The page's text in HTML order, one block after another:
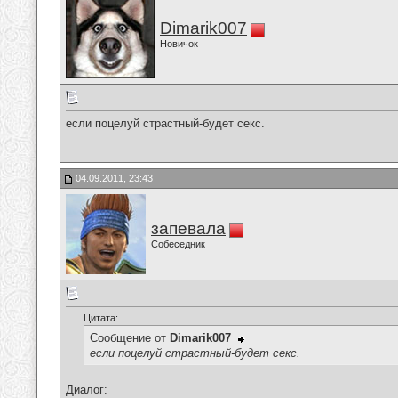
Dimarik007
Новичок
если поцелуй страстный-будет секс.
04.09.2011, 23:43
запевала
Собеседник
Цитата:
Сообщение от Dimarik007
если поцелуй страстный-будет секс.
Диалог: